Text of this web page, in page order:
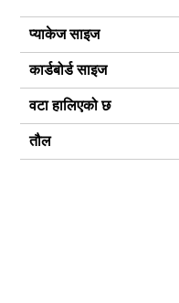
प्याकेज साइज
कार्डबोर्ड साइज
वटा हालिएको छ
तौल